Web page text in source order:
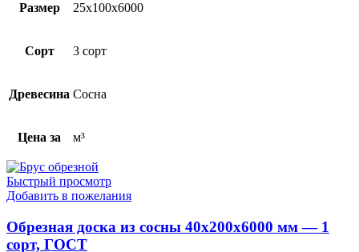
Размер 25х100х6000
Сорт 3 сорт
Древесина Сосна
Цена за м³
Быстрый просмотр
Добавить в пожелания
Обрезная доска из сосны 40x200x6000 мм — 1
сорт, ГОСТ